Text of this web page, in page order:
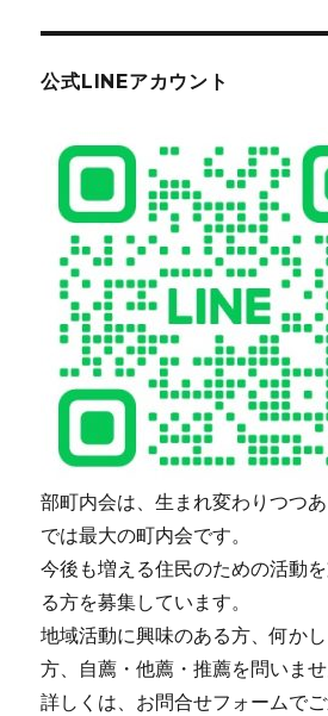
公式LINEアカウント
部町内会は、生まれ変わりつつ
では最大の町内会です。
今後も増える住民のための活動
る方を募集しています。
地域活動に興味のある方、何か
方、自薦・他薦・推薦を問いませ
詳しくは、お問合せフォームで